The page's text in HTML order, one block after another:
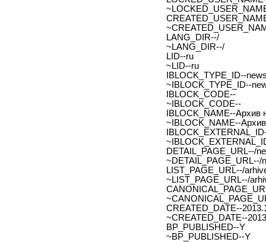
LANG_DIR--/
~LANG_DIR--/
LID--ru
~LID--ru
IBLOCK_TYPE_ID--
~IBLOCK_TYPE_ID--
IBLOCK_CODE--
~IBLOCK_CODE--
IBLOCK_NAME--Архив
~IBLOCK_NAME--
DETAIL_PAGE_URL--/
~DETAIL_PAGE_URL--/
LIST_PAGE_URL--/
~LIST_PAGE_URL--/
CREATED_DATE--
~CREATED_DATE--
BP_PUBLISHED--Y
~BP_PUBLISHED--Y